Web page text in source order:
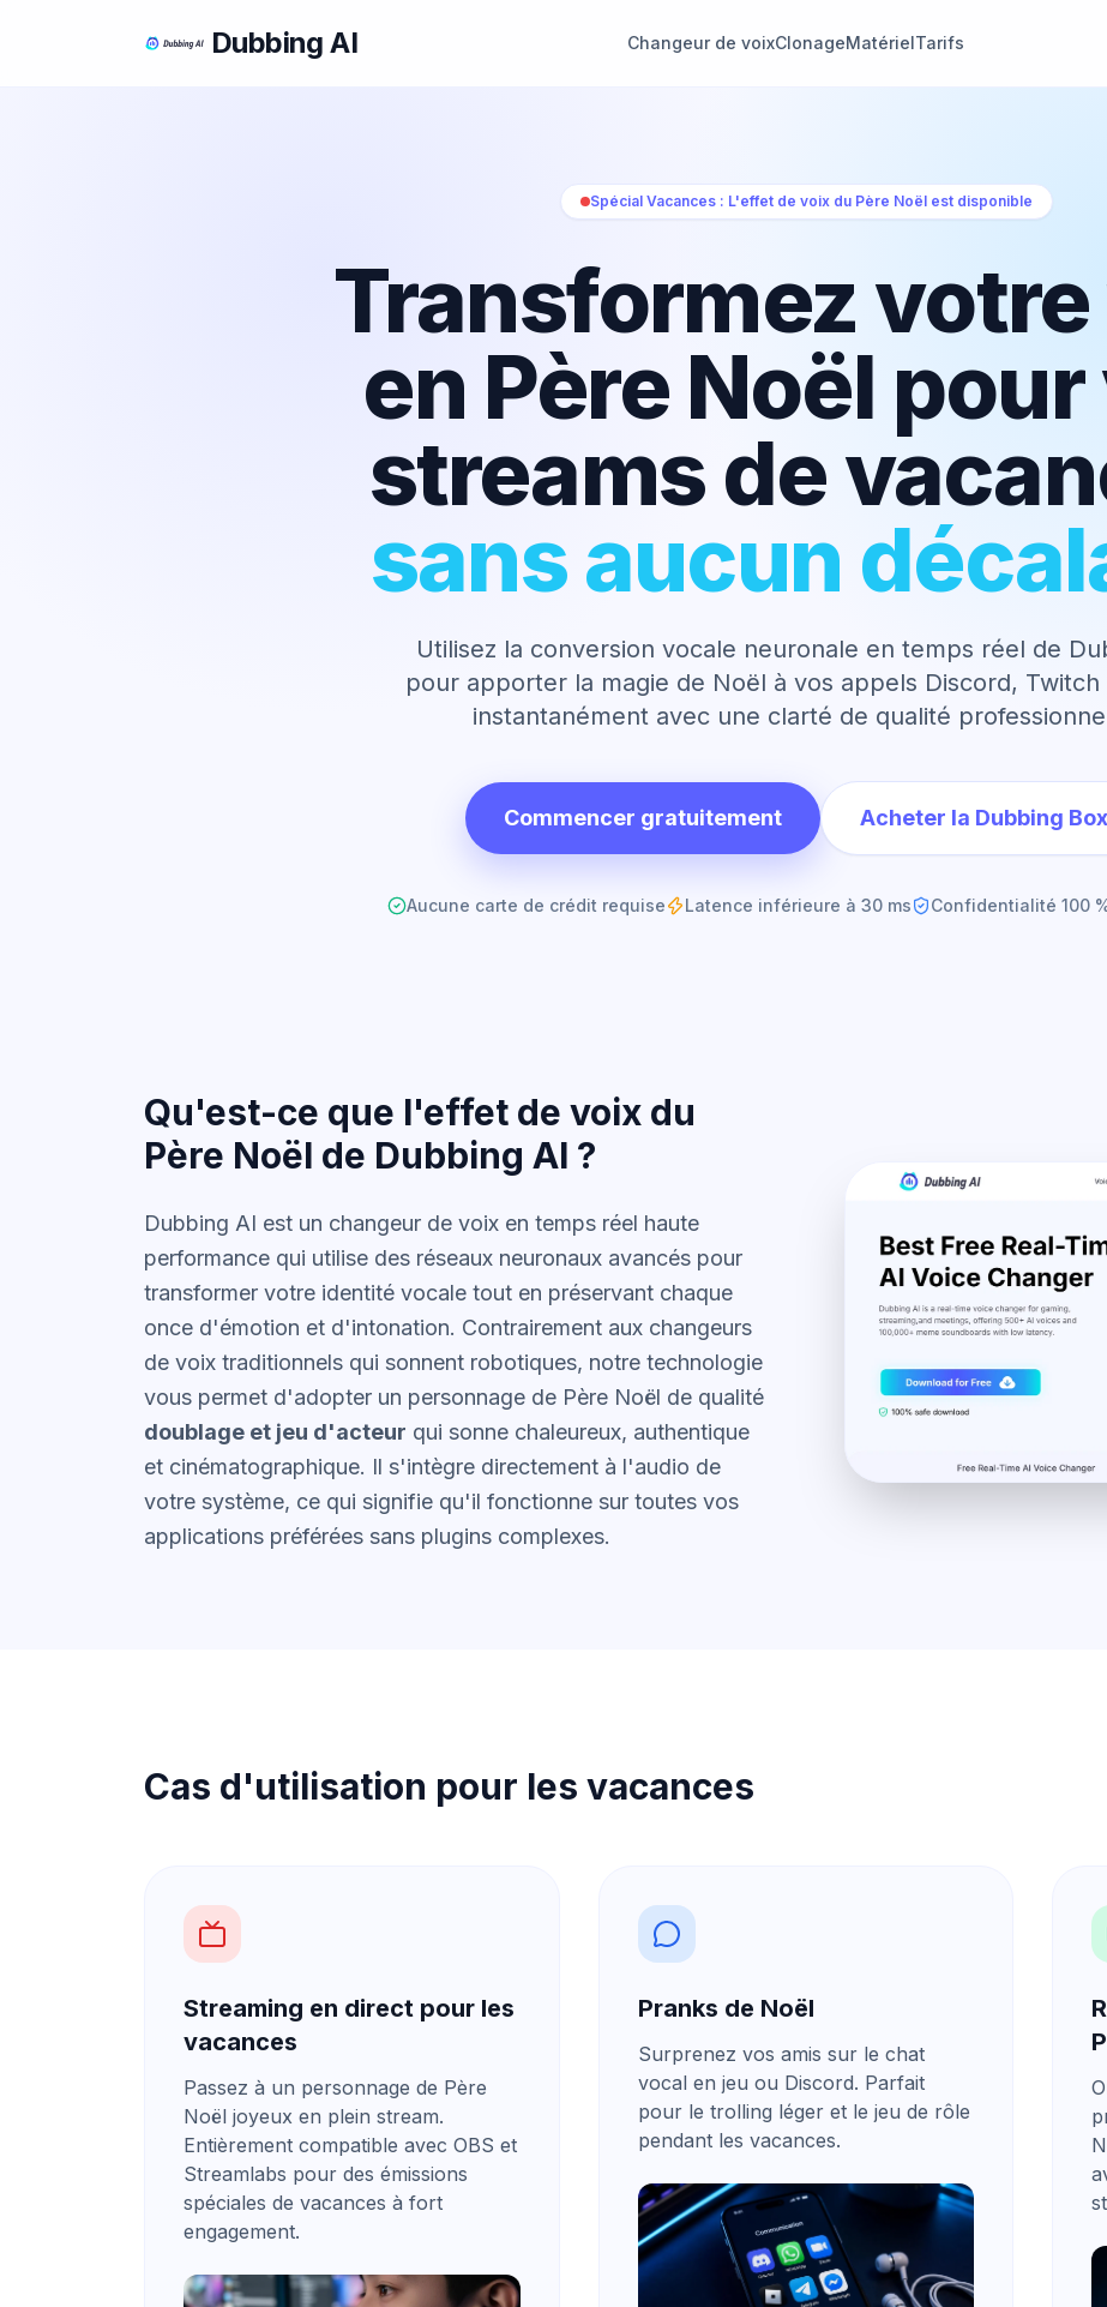
Dubbing AI Changeur de voixClonageMatérielTarifs
Spécial Vacances : L'effet de voix du Père Noël est disponible
Transformez
en Père Noël
streams de
sans aucun
Utilisez la conversion vocale neuronale en temps réel de
pour apporter la magie de Noël à vos appels Discord, Twitch
instantanément avec une clarté de qualité
Commencer gratuitement Acheter la Dubbing Box
Aucune carte de crédit requise Latence inférieure à 30 ms Confidentialité 100
Qu'est-ce que l'effet de voix du
Père Noël de Dubbing AI ?
Dubbing AI est un changeur de voix en temps réel haute
performance qui utilise des réseaux neuronaux avancés pour
transformer votre identité vocale tout en préservant chaque
once d'émotion et d'intonation. Contrairement aux changeurs
de voix traditionnels qui sonnent robotiques, notre technologie
vous permet d'adopter un personnage de Père Noël de qualité
doublage et jeu d'acteur qui sonne chaleureux, authentique
et cinématographique. Il s'intègre directement à l'audio de
votre système, ce qui signifie qu'il fonctionne sur toutes vos
applications préférées sans plugins complexes.
Cas d'utilisation pour les vacances
Streaming en direct pour les
vacances
Passez à un personnage de Père
Noël joyeux en plein stream.
Entièrement compatible avec OBS et
Streamlabs pour des émissions
spéciales de vacances à fort
engagement.
Pranks de Noël
Surprenez vos amis sur le chat
vocal en jeu ou Discord. Parfait
pour le trolling léger et le jeu de rôle
pendant les vacances.